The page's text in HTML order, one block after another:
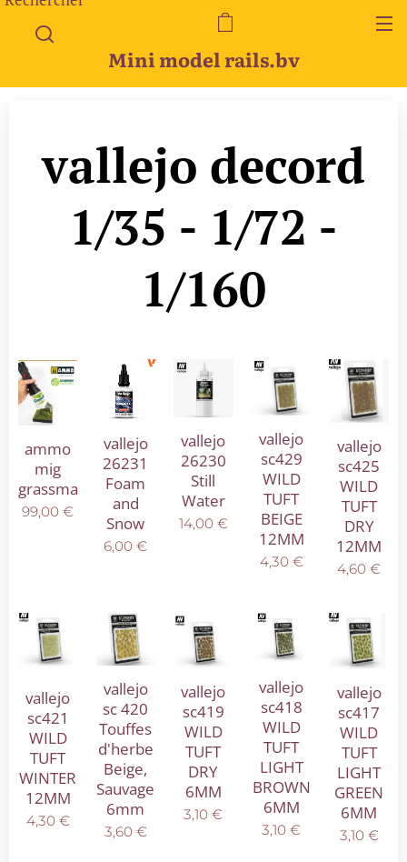
Mini model rails.bv
vallejo decord
1/35 - 1/72 -
1/160
ammo
mig
grassmaster
99,00 €
vallejo
26231
Foam
and
Snow
6,00 €
vallejo
26230
Still
Water
14,00€
vallejo
sc429
WILD
TUFT
BEIGE
12MM
4,30€
vallejo
sc425
WILD
TUFT
DRY
12MM
4,60 €
vallejo
sc421
WILD
TUFT
WINTER
12MM
4,30€
vallejo
sc 420
Touffes
d'herbe
Beige,
Sauvage,
6mm
3,60€
vallejo
sc419
WILD
TUFT
DRY
6MM
3,10 €
vallejo
sc418
WILD
TUFT
LIGHT
BROWN
6MM
3,10 €
vallejo
sc417
WILD
TUFT
LIGHT
GREEN
6MM
3,10€